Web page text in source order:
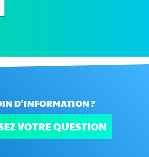
D'INFORMATION ?
VOTRE QUESTION